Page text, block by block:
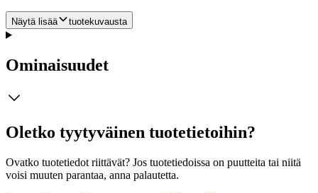
Näytä lisää tuotekuvausta
Ominaisuudet
Oletko tyytyväinen tuotetietoihin?
Ovatko tuotetiedot riittävät? Jos tuotetiedoissa on puutteita tai niitä
voisi muuten parantaa, anna palautetta.